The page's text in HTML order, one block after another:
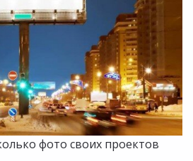
фото своих проектов